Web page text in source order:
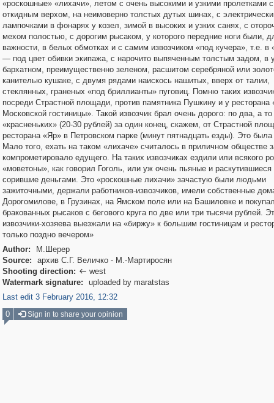
«роскошные» «лихачи», летом с очень высокими и узкими пролетками
откидным верхом, на неимоверно толстых дутых шинах, с
лампочками в фонарях у козел, зимой в высоких и узких санях, с
мехом полостью, с дорогим рысаком, у которого передние ноги были,
важности, в белых обмотках и с самим извозчиком «под кучера», т.е. в
— под цвет обивки экипажа, с нарочито выпяченным толстым задом, в
бархатном, преимущественно зеленом, расшитом серебряной или
канителью кушаке, с двумя рядами наискось нашитых, вверх от талии,
стеклянных, граненых «под бриллианты» пуговиц. Помню таких
посреди Страстной площади, против памятника Пушкину и у
Московской гостиницы». Такой извозчик брал очень дорого: по два, а
«красненьких» (20-30 рублей) за один конец, скажем, от Страстной
ресторана «Яр» в Петровском парке (минут пятнадцать езды). Это
Мало того, ехать на таком «лихаче» считалось в приличном обществе
компрометировало едущего. На таких извозчиках ездили или всякого
«моветоны», как говорил Гоголь, или уж очень пьяные и раскутившиеся
сорившие деньгами. Это «роскошные лихачи» зачастую были людьми
зажиточными, держали работников-извозчиков, имели собственные
Дорогомилове, в Грузинах, на Ямском поле или на Башиловке и
бракованных рысаков с бегового круга по две или три тысячи рублей.
извозчики-хозяева выезжали на «биржу» к большим гостиницам и
только поздно вечером»
Author:
М.Шерер
Source:
архив С.Г. Величко - М.-Мартиросян
Shooting direction:  west
Watermark signature:
uploaded by maratstas
Last edit 3 February 2016, 12:32
0
Sign in to share your opinion